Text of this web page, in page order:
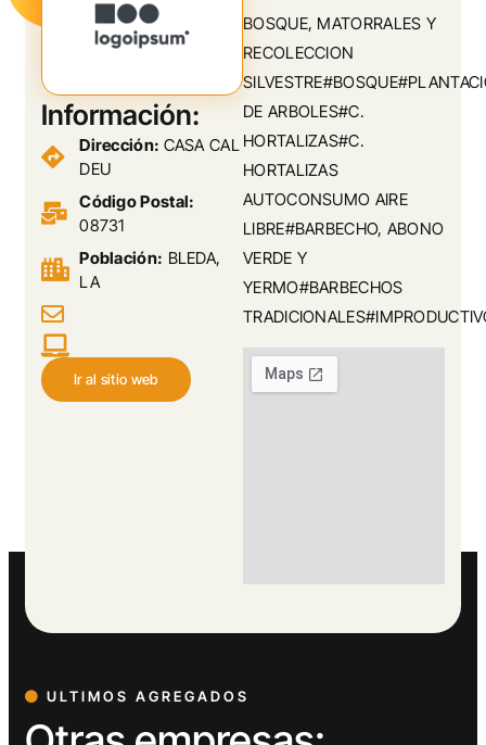
BOSQUE, MATORRALES Y
RECOLECCION
DE ARBOLES#C.
HORTALIZAS#C.
HORTALIZAS
AUTOCONSUMO AIRE
LIBRE#BARBECHO, ABONO
VERDE Y
YERMO#BARBECHOS
Información:
Dirección: CASA CAL
DEU
Código Postal:
08731
Población: BLEDA,
LA
Ir al sitio web
ULTIMOS AGREGADOS